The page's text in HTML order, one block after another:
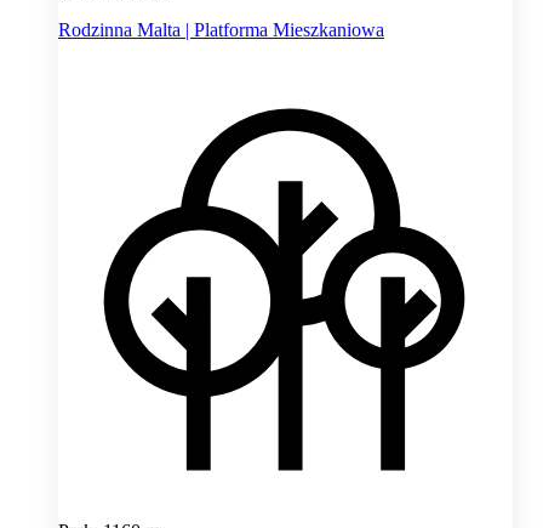
Rodzinna Malta | Platforma Mieszkaniowa